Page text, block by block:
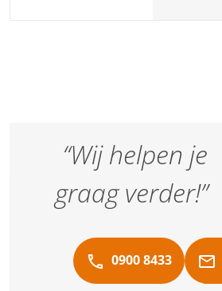
“Wij helpen je
graag verder!”
0900 8433